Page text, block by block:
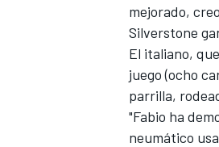
mejorado,
Silverstone
El italiano,
juego (ocho
parrilla,
"Fabio ha
neumático